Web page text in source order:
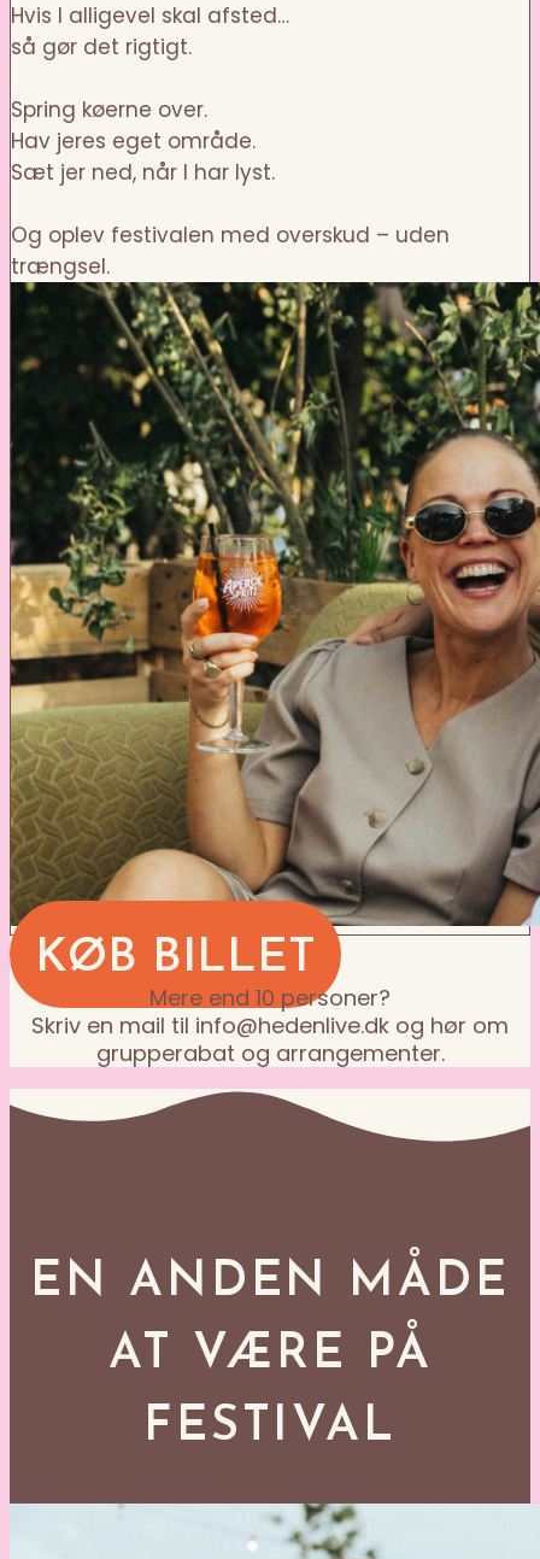
Hvis I alligevel skal afsted…
så gør det rigtigt.
Spring køerne over.
Hav jeres eget område.
Sæt jer ned, når I har lyst.
Og oplev festivalen med overskud – uden
trængsel.
KØB BILLET
Mere end 10 personer?
Skriv en mail til info@hedenlive.dk og hør om
grupperabat og arrangementer.
EN ANDEN MÅDE
AT VÆRE PÅ
FESTIVAL